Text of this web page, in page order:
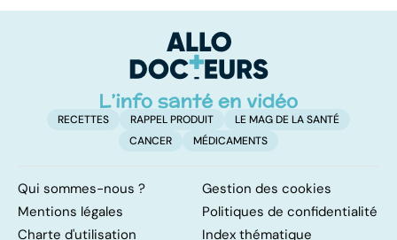
RECETTES RAPPEL PRODUIT
LE MAG DE LA SANTÉ
CANCER
MÉDICAMENTS
Qui sommes-nous ?
Gestion des cookies
Mentions légales
Politiques de confidentialité
Charte d'utilisation
Index thématique